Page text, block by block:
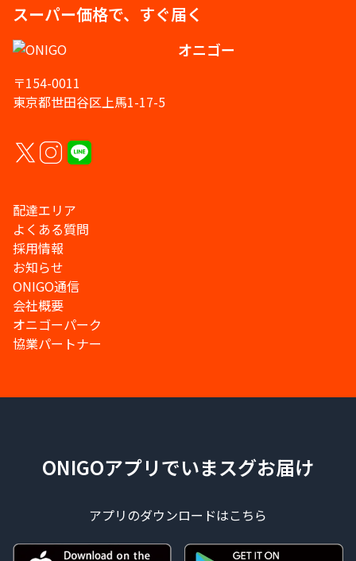
スーパー価格で、すぐ届く
オニゴー
〒154-0011
東京都世田谷区上馬1-17-5
配達エリア
よくある質問
採用情報
お知らせ
ONIGO通信
会社概要
オニゴーパーク
協業パートナー
ONIGOアプリでいまスグお届け
アプリのダウンロードはこちら